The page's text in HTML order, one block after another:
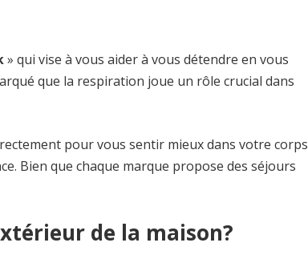
» qui vise à vous aider à vous détendre en vous
que la respiration joue un rôle crucial dans
pour vous sentir mieux dans votre corps
Bien que chaque marque propose des séjours
de la maison?